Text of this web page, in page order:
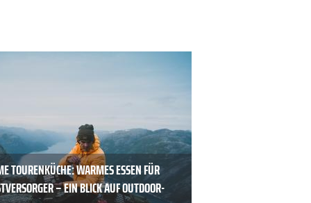
TOURENKÜCHE: WARMES ESSEN FÜR
– EIN BLICK AUF OUTDOOR-